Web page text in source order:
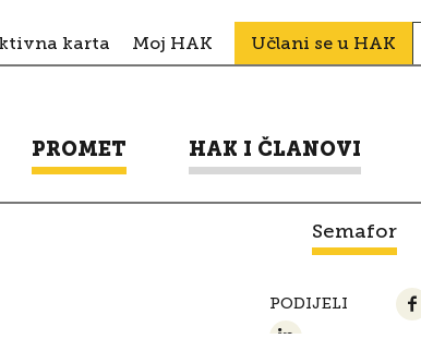
karta Moj HAK Učlani se u HAK
PROMET HAK I ČLANOVI
Semafor
PODIJELI